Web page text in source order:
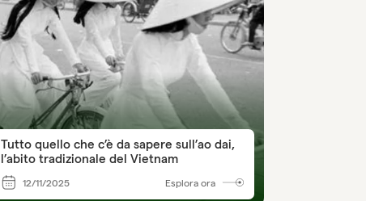
Tutto quello che c’è da sapere sull’ao dai,
l’abito tradizionale del Vietnam
12/11/2025 Esplora ora